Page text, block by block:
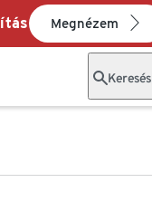
Megnézem
Keresés